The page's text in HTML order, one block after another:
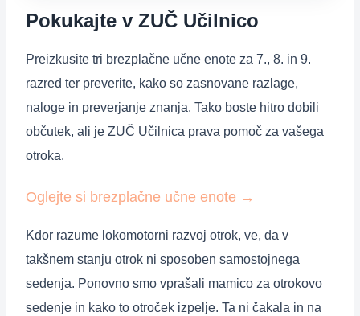
Pokukajte v ZUČ Učilnico
Preizkusite tri brezplačne učne enote za 7., 8. in 9.
razred ter preverite, kako so zasnovane razlage,
naloge in preverjanje znanja. Tako boste hitro dobili
občutek, ali je ZUČ Učilnica prava pomoč za vašega
otroka.
Oglejte si brezplačne učne enote →
Kdor razume lokomotorni razvoj otrok, ve, da v
takšnem stanju otrok ni sposoben samostojnega
sedenja. Ponovno smo vprašali mamico za otrokovo
sedenje in kako to otroček izpelje. Ta ni čakala in na